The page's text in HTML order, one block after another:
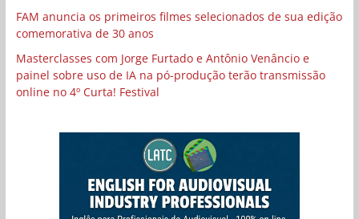
FAM anuncia os primeiros filmes selecionados de sua edição
comemorativa de 30 anos
Masterclasses com Jorge Furtado e Antônio Venâncio e
painel sobre uso de IA na pó-produção terão transmissão
online no 4º Curta! Festival